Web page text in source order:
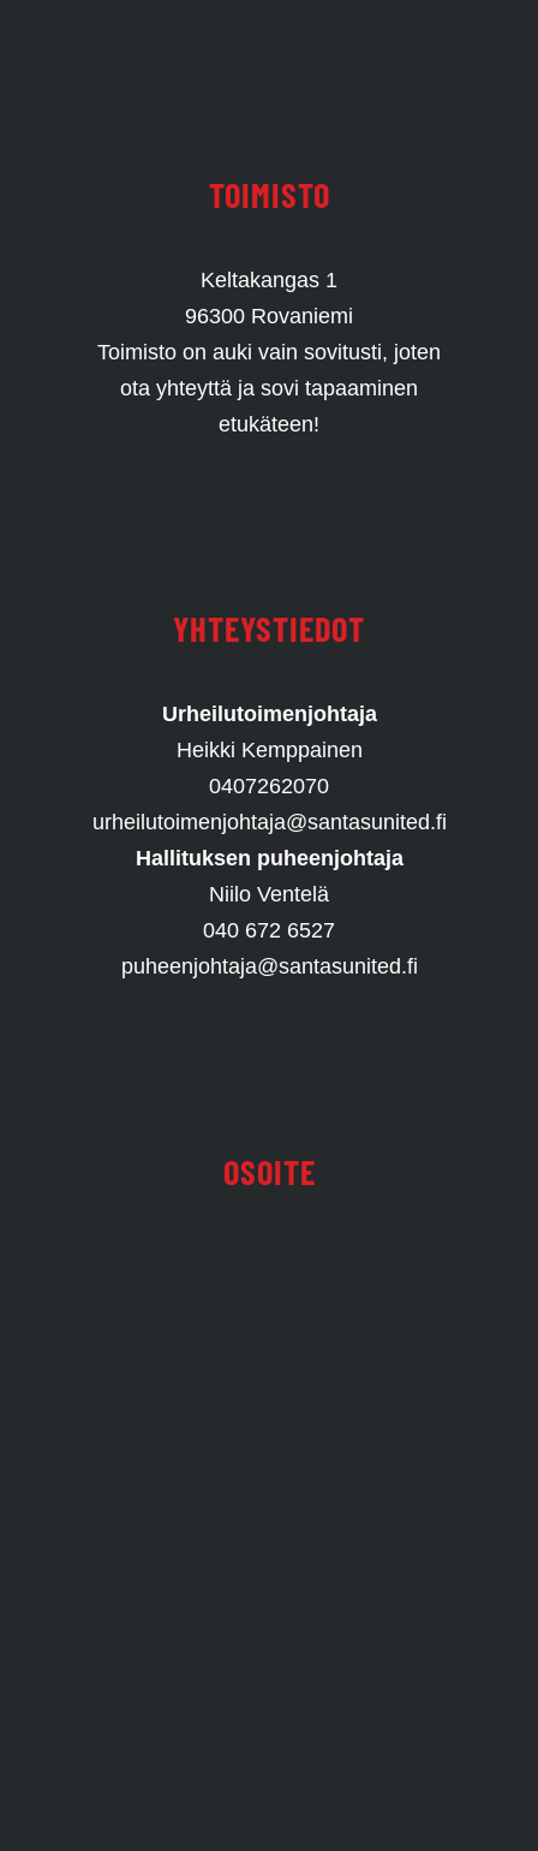
TOIMISTO
Keltakangas 1
96300 Rovaniemi
Toimisto on auki vain sovitusti, joten
ota yhteyttä ja sovi tapaaminen
etukäteen!
YHTEYSTIEDOT
Urheilutoimenjohtaja
Heikki Kemppainen
0407262070
urheilutoimenjohtaja@santasunited.fi
Hallituksen puheenjohtaja
Niilo Ventelä
040 672 6527
puheenjohtaja@santasunited.fi
OSOITE